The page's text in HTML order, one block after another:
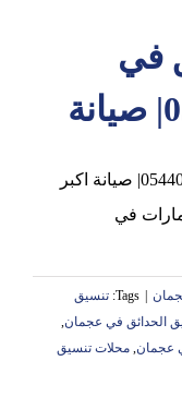
في
شركة تنسيق حدائق في عجمان |0544026642| صيانة اكبر
في
Tags: تنسيق
الحدائق في عجمان,
عجمان, محلات تنسيق